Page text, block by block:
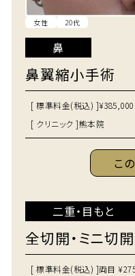
女性 20代
鼻
鼻翼縮小手術
[ 標準料金(税込) ]¥385,000
[ クリニック ]熊本院
こ
二重・目もと
全切開・ミニ切
[ 標準料金(税込) ]両目